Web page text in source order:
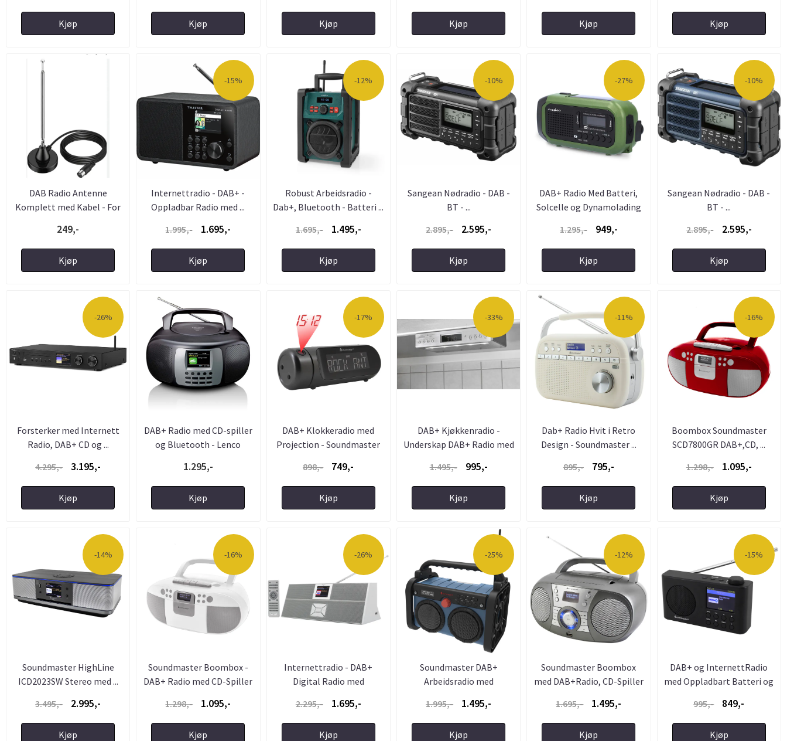
Kjøp Kjøp Kjøp Kjøp Kjøp Kjøp
DAB Radio Antenne
Komplett med Kabel - For
249,-
Kjøp
-15%
Internettradio - DAB+ -
Oppladbar Radio med ...
1.995,-
1.695,-
Kjøp
-12%
Robust Arbeidsradio -
Dab+, Bluetooth - Batteri ...
1.695,-
1.495,-
Kjøp
-10%
Sangean Nødradio - DAB -
BT - ...
2.895,-
2.595,-
Kjøp
-27%
DAB+ Radio Med Batteri,
Solcelle og Dynamolading
1.295,- 949,-
Kjøp
-10%
Sangean Nødradio - DAB -
BT - ...
2.895,-
2.595,-
Kjøp
-26%
Forsterker med Internett
Radio, DAB+ CD og ...
4.295,-
3.195,-
Kjøp
DAB+ Radio med CD-spiller
og Bluetooth - Lenco
1.295,-
Kjøp
-17%
DAB+ Klokkeradio med
Projection - Soundmaster
898,-
749,-
Kjøp
-33%
DAB+ Kjøkkenradio -
Underskap DAB+ Radio med
1.495,- 995,-
Kjøp
-11%
Dab+ Radio Hvit i Retro
Design - Soundmaster ...
895,-
795,-
Kjøp
-16%
Boombox Soundmaster
SCD7800GR DAB+,CD, ...
1.298,-
1.095,-
Kjøp
-14%
Soundmaster HighLine
ICD2023SW Stereo med ...
3.495,-
2.995,-
Kjøp
-16%
Soundmaster Boombox -
DAB+ Radio med CD-Spiller
1.298,- 1.095,-
Kjøp
-26%
Internettradio - DAB+
Digital Radio med
2.295,- 1.695,-
Kjøp
-25%
Soundmaster DAB+
Arbeidsradio med
1.995,- 1.495,-
Kjøp
-12%
Soundmaster Boombox
med DAB+Radio, CD-Spiller
1.695,- 1.495,-
Kjøp
-15%
DAB+ og InternettRadio
med Oppladbart Batteri og
995,- 849,-
Kjøp